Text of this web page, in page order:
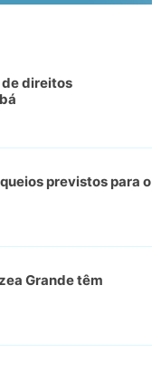
direitos
previstos para o
Grande têm